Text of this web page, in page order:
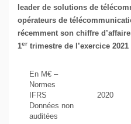
leader de solutions de
opérateurs de
récemment son chiffre
1er trimestre de l’exercice 2021
En M€ –
Normes
IFRS
Données non
auditées
2020